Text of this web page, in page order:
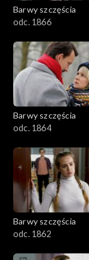
Barwy szczęścia
odc. 1866
Barwy szczęścia
odc. 1864
Barwy szczęścia
odc. 1862